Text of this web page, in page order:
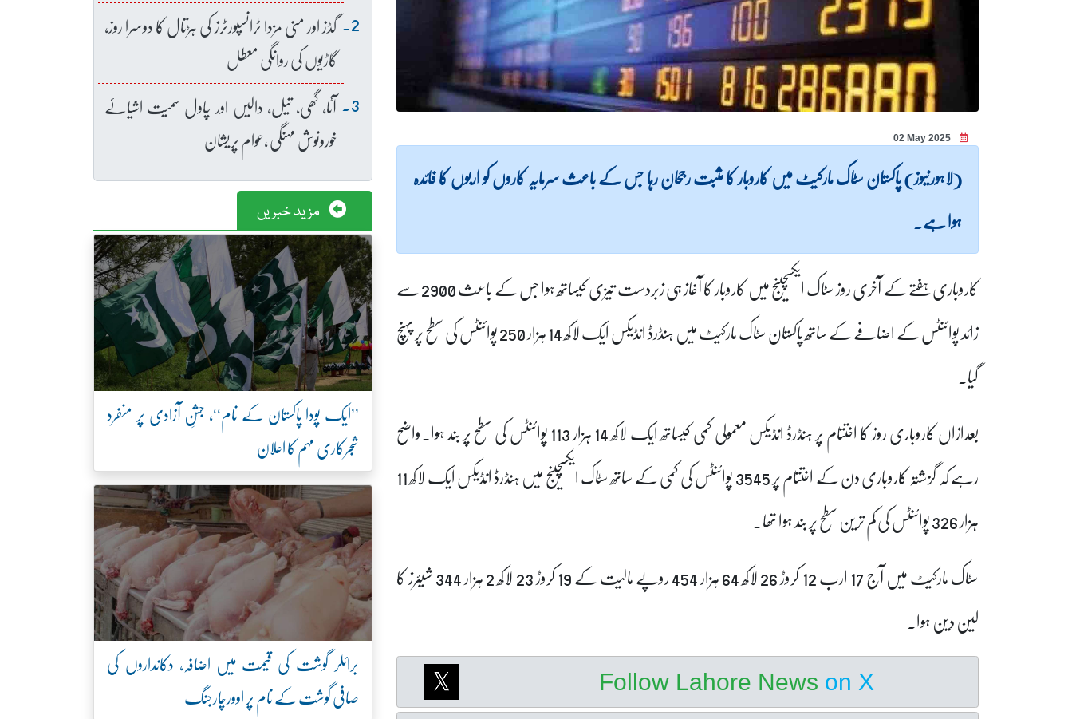
02 May 2025
(لاہورنیوز) پاکستان سٹاک مارکیٹ میں کاروبار کا مثبت رجحان رہا جس کے باعث سرمایہ کاروں کو اربوں کا فائدہ
ہوا ہے۔
کاروباری ہفتے کے آخری روز سٹاک ایکسچینج میں کاروبار کا آغاز ہی زبردست تیزی کیساتھ ہوا جس کے باعث 2900 سے
زائد پوائنٹس کے اضافے کے ساتھ پاکستان سٹاک مارکیٹ میں ہنڈرڈ انڈیکس ایک لاکھ 14 ہزار 250 پوائنٹس کی سطح پر پہنچ
گیا۔
بعدازاں کاروباری روز کا اختتام پر ہنڈرڈ انڈیکس معمولی کمی کیساتھ ایک لاکھ 14 ہزار 113 پوائنٹس کی سطح پر بند ہوا۔واضح
رہے کہ گزشتہ کاروباری دن کے اختتام پر 3545 پوائنٹس کی کمی کے ساتھ سٹاک ایکسچینج میں ہنڈرڈ انڈیکس ایک لاکھ 11
ہزار 326 پوائنٹس کی کم ترین سطح پر بند ہوا تھا۔
سٹاک مارکیٹ میں آج 17 ارب 12 کروڑ 26 لاکھ 64 ہزار 454 روپے مالیت کے 19 کروڑ 23 لاکھ 2 ہزار 344 شیئرز کا
لین دین ہوا۔
Follow Lahore News on X
گڈز اور منی مزدا ٹرانسپورٹرز کی ہڑتال کا دوسرا روز،
گاڑیوں کی روانگی معطل
آٹا، گھی، تیل، دالیں اور چاول سمیت اشیائے
خورونوش مہنگی ،عوام پریشان
مزید خبریں
’’ایک پودا پاکستان کے نام‘‘، جشنِ آزادی پر منفرد
شجرکاری مہم کا اعلان
برائلر گوشت کی قیمت میں اضافہ، دکانداروں کی
صافی گوشت کے نام پر اوورچارجنگ